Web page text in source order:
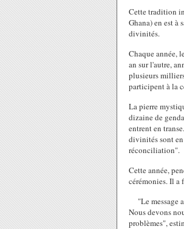
Cette tradition
Ghana) en est
divinités.
Chaque année,
an sur l'autre,
plusieurs
participent à la
La pierre
dizaine de
entrent en
divinités sont
réconciliation".
Cette année,
cérémonies. Il a
"Le message
Nous devons
problèmes",